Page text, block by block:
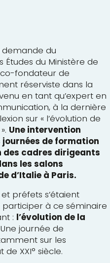
demande du
Études du Ministère de
co-fondateur de
réserviste dans la
en tant qu’experten
à la dernière
sur « l’évolution de
Une intervention
de formation
cadres dirigeants
les salons
d’Italie à Paris.
préfets s’étaient
à ce séminaire
: l’évolution de la
Une journée de
sur les
XXI° siècle.